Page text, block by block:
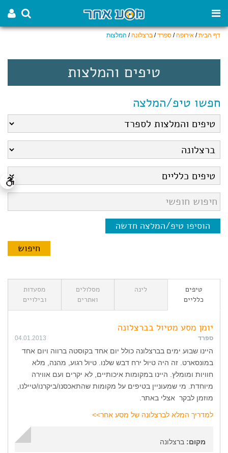
דף הבית/ אירופה/ ספרד/ ברצלונה/ המלצות
טיפים והמלצות
חפשו טיפ/המלצה
הוסיפו טיפ/המלצה חדשה
טיפים
כלליים
לינה
מסלולים
ואתרים
מסעדות
ובילויים
יומן מסע מטיול בברצלונה
ספרד 04.01.2013
היינו שבוע ימים בברצלונה כולל יום אחד בקוסטה ברווה ויום אחד
במונסארט. זה היה טיול ירח דבש שלנו. טיול רגוע, מהנה, מלא
חוויות ומומלץ. היינו במקומות איכותיים, לא יקרים ועם אווירה
מיוחדת. מי שמעוניין בטיפים על מקומות שהתאכסנו/ביקרנו/טיילנו,
מוזמן לבקר אצלי באתר.
למדריך המלא לברצלונה של מסע אחר>>
מקום: ברצלונה